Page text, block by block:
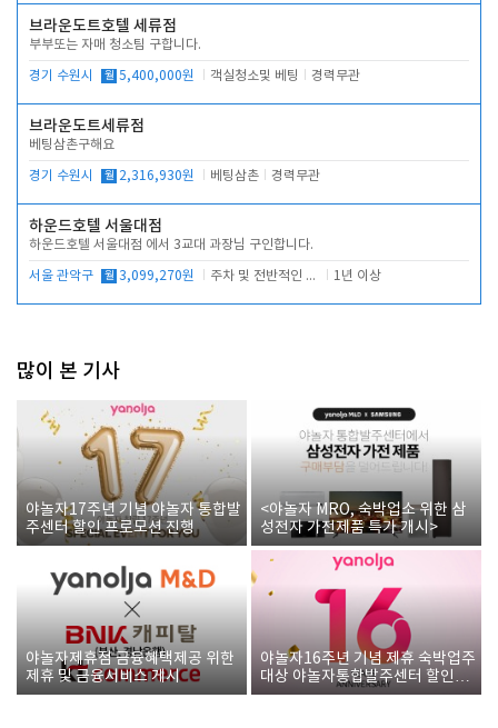
브라운도트호텔 세류점
부부또는 자매 청소팀 구합니다.
경기 수원시 월 5,400,000원 객실청소및 베팅 경력무관
브라운도트세류점
베팅삼촌구해요
경기 수원시 월 2,316,930원 베팅삼촌 경력무관
하운드호텔 서울대점
하운드호텔 서울대점 에서 3교대 과장님 구인합니다.
서울 관악구 월 3,099,270원 주차 및 전반적인 당번업무 1년 이상
많이 본 기사
야놀자17주년 기념 야놀자 통합발
주센터 할인 프로모션 진행
<야놀자 MRO, 숙박업소 위한 삼
성전자 가전제품 특가 개시>
야놀자제휴점 금융혜택제공 위한
제휴 및 금융서비스 게시
야놀자16주년 기념 제휴 숙박업주
대상 야놀자통합발주센터 할인쿠
폰 증정